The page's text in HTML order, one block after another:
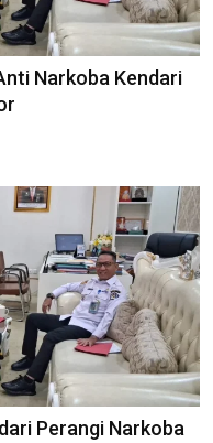
Narkoba Kendari
Perangi Narkoba